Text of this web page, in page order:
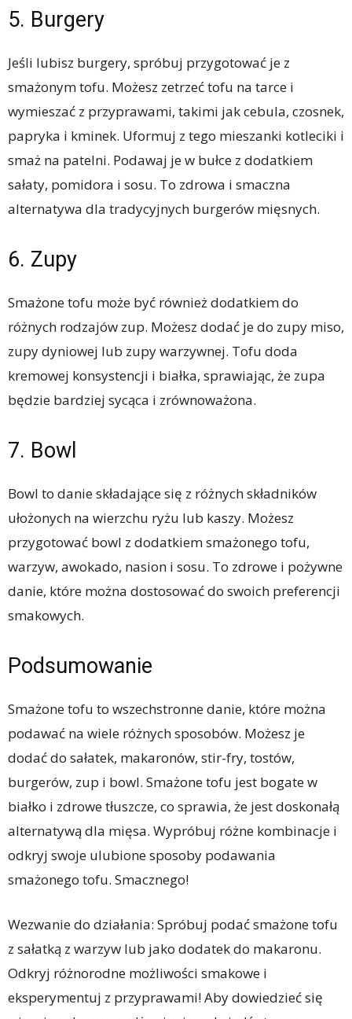
5. Burgery
Jeśli lubisz burgery, spróbuj przygotować je z
smażonym tofu. Możesz zetrzeć tofu na tarce i
wymieszać z przyprawami, takimi jak cebula, czosnek,
papryka i kminek. Uformuj z tego mieszanki kotleciki i
smaż na patelni. Podawaj je w bułce z dodatkiem
sałaty, pomidora i sosu. To zdrowa i smaczna
alternatywa dla tradycyjnych burgerów mięsnych.
6. Zupy
Smażone tofu może być również dodatkiem do
różnych rodzajów zup. Możesz dodać je do zupy miso,
zupy dyniowej lub zupy warzywnej. Tofu doda
kremowej konsystencji i białka, sprawiając, że zupa
będzie bardziej sycąca i zrównoważona.
7. Bowl
Bowl to danie składające się z różnych składników
ułożonych na wierzchu ryżu lub kaszy. Możesz
przygotować bowl z dodatkiem smażonego tofu,
warzyw, awokado, nasion i sosu. To zdrowe i pożywne
danie, które można dostosować do swoich preferencji
smakowych.
Podsumowanie
Smażone tofu to wszechstronne danie, które można
podawać na wiele różnych sposobów. Możesz je
dodać do sałatek, makaronów, stir-fry, tostów,
burgerów, zup i bowl. Smażone tofu jest bogate w
białko i zdrowe tłuszcze, co sprawia, że ​​jest doskonałą
alternatywą dla mięsa. Wypróbuj różne kombinacje i
odkryj swoje ulubione sposoby podawania
smażonego tofu. Smacznego!
Wezwanie do działania: Spróbuj podać smażone tofu
z sałatką z warzyw lub jako dodatek do makaronu.
Odkryj różnorodne możliwości smakowe i
eksperymentuj z przyprawami! Aby dowiedzieć się